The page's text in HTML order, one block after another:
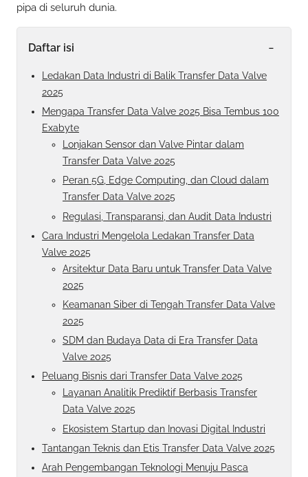
pipa di seluruh dunia.
Daftar isi -
Ledakan Data Industri di Balik Transfer Data Valve
2025
Mengapa Transfer Data Valve 2025 Bisa Tembus 100
Exabyte
Lonjakan Sensor dan Valve Pintar dalam
Transfer Data Valve 2025
Peran 5G, Edge Computing, dan Cloud dalam
Transfer Data Valve 2025
Regulasi, Transparansi, dan Audit Data Industri
Cara Industri Mengelola Ledakan Transfer Data
Valve 2025
Arsitektur Data Baru untuk Transfer Data Valve
2025
Keamanan Siber di Tengah Transfer Data Valve
2025
SDM dan Budaya Data di Era Transfer Data
Valve 2025
Peluang Bisnis dari Transfer Data Valve 2025
Layanan Analitik Prediktif Berbasis Transfer
Data Valve 2025
Ekosistem Startup dan Inovasi Digital Industri
Tantangan Teknis dan Etis Transfer Data Valve 2025
Arah Pengembangan Teknologi Menuju Pasca